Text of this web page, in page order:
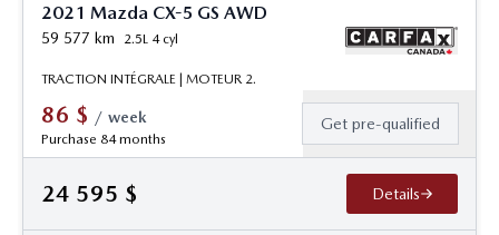
2021 Mazda CX-5 GS AWD
59 577 km 2.5L 4 cyl
TRACTION INTÉGRALE | MOTEUR 2.
86 $ / week
Purchase 84 months
Get pre-qualified
24 595 $ Details